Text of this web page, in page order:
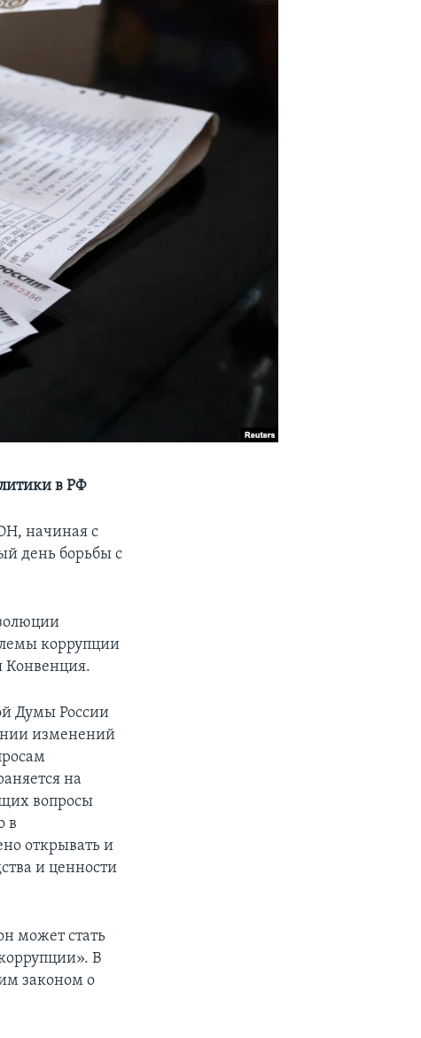
в РФ
начиная с
день борьбы с
коррупции
Конвенция.
Думы России
изменений
на
вопросы
в
открывать и
и ценности
может стать
В
законом о